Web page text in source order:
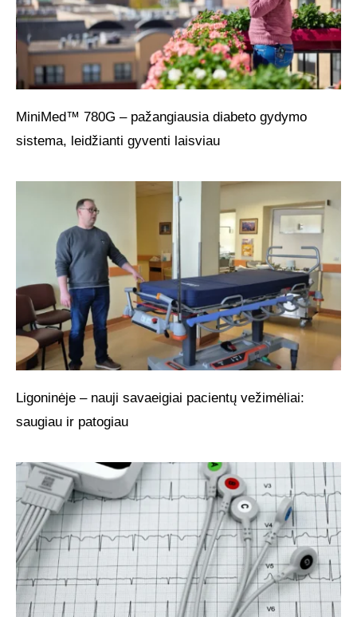
MiniMed™ 780G – pažangiausia diabeto gydymo
sistema, leidžianti gyventi laisviau
Ligoninėje – nauji savaeigiai pacientų vežimėliai:
saugiau ir patogiau